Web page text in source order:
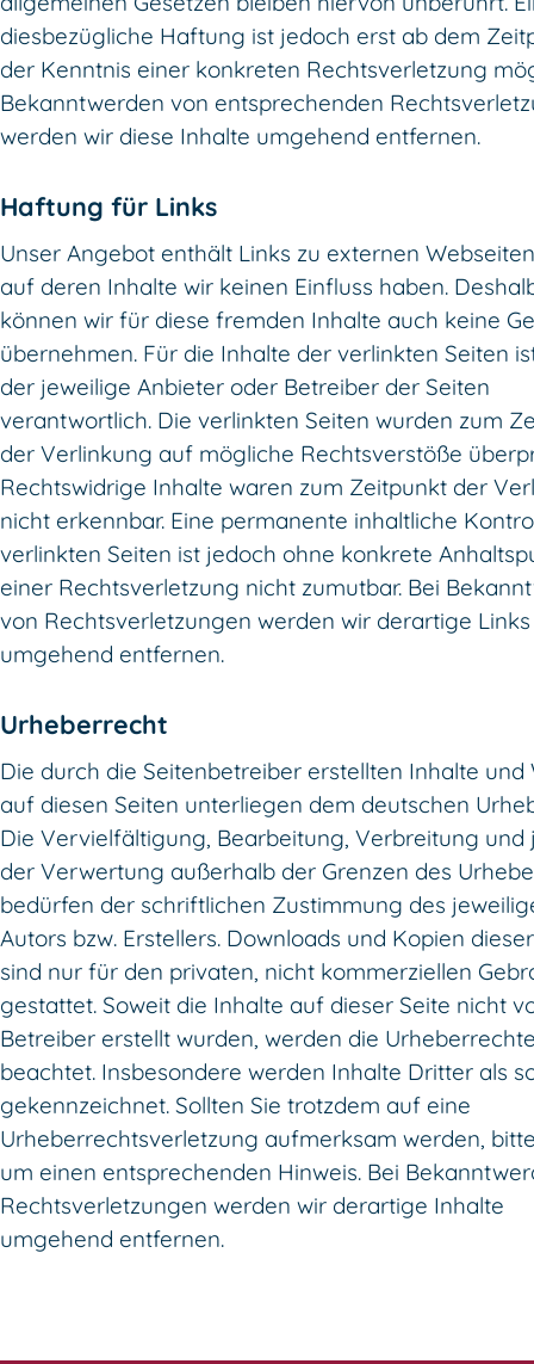
diesbezügliche Haftung ist jedoch erst ab dem
der Kenntnis einer konkreten Rechtsverletzung
Bekanntwerden von entsprechenden
werden wir diese Inhalte umgehend entfernen.
Haftung für Links
Unser Angebot enthält Links zu externen
auf deren Inhalte wir keinen Einfluss haben.
können wir für diese fremden Inhalte auch keine
übernehmen. Für die Inhalte der verlinkten Seiten
der jeweilige Anbieter oder Betreiber der Seiten
verantwortlich. Die verlinkten Seiten wurden zum
der Verlinkung auf mögliche Rechtsverstöße
Rechtswidrige Inhalte waren zum Zeitpunkt der
nicht erkennbar. Eine permanente inhaltliche
verlinkten Seiten ist jedoch ohne konkrete
einer Rechtsverletzung nicht zumutbar. Bei
von Rechtsverletzungen werden wir derartige Links
umgehend entfernen.
Urheberrecht
Die durch die Seitenbetreiber erstellten Inhalte und
auf diesen Seiten unterliegen dem deutschen
Die Vervielfältigung, Bearbeitung, Verbreitung und
der Verwertung außerhalb der Grenzen des
bedürfen der schriftlichen Zustimmung des
Autors bzw. Erstellers. Downloads und Kopien
sind nur für den privaten, nicht kommerziellen
gestattet. Soweit die Inhalte auf dieser Seite nicht
Betreiber erstellt wurden, werden die
beachtet. Insbesondere werden Inhalte Dritter als
gekennzeichnet. Sollten Sie trotzdem auf eine
Urheberrechtsverletzung aufmerksam werden,
um einen entsprechenden Hinweis. Bei
Rechtsverletzungen werden wir derartige Inhalte
umgehend entfernen.